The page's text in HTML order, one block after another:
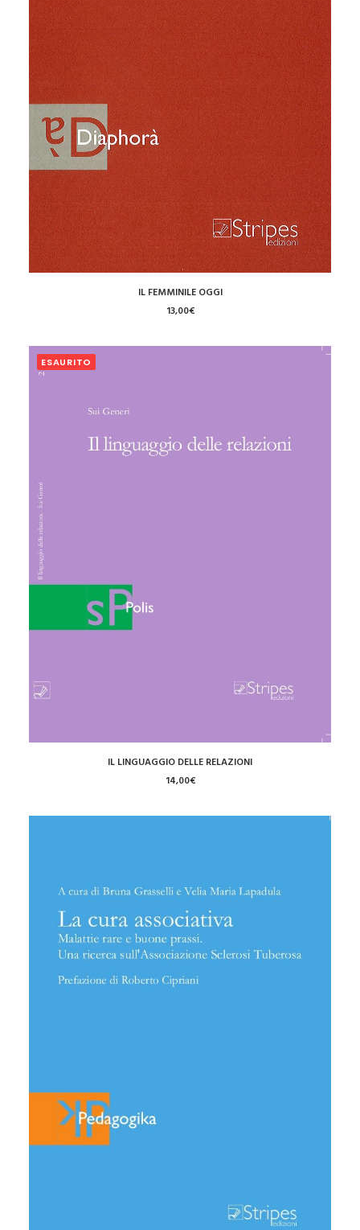
AGGIUNGI AL CARRELLO
IL FEMMINILE OGGI
13,00€
ESAURITO
LEGGI TUTTO
IL LINGUAGGIO DELLE RELAZIONI
14,00€